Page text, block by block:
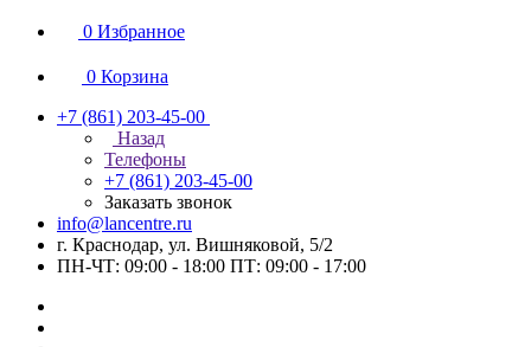
0 Избранное
0 Корзина
+7 (861) 203-45-00
Назад
Телефоны
+7 (861) 203-45-00
Заказать звонок
info@lancentre.ru
г. Краснодар, ул. Вишняковой, 5/2
ПН-ЧТ: 09:00 - 18:00 ПТ: 09:00 - 17:00